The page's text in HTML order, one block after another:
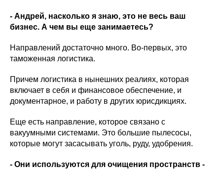
- Андрей, насколько я знаю, это не весь ваш
бизнес. А чем вы еще занимаетесь?
Направлений достаточно много. Во-первых, это
таможенная логистика.
Причем логистика в нынешних реалиях, которая
включает в себя и финансовое обеспечение, и
документарное, и работу в других юрисдикциях.
Еще есть направление, которое связано с
вакуумными системами. Это большие пылесосы,
которые могут засасывать уголь, руду, удобрения.
- Они используются для очищения пространств -